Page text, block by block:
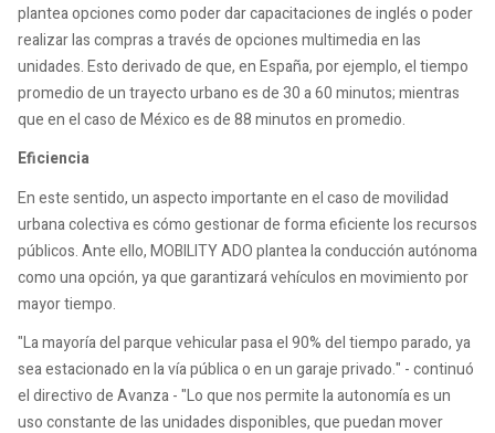
plantea opciones como poder dar capacitaciones de inglés o poder
realizar las compras a través de opciones multimedia en las
unidades. Esto derivado de que, en España, por ejemplo, el tiempo
promedio de un trayecto urbano es de 30 a 60 minutos; mientras
que en el caso de México es de 88 minutos en promedio.
Eficiencia
En este sentido, un aspecto importante en el caso de movilidad
urbana colectiva es cómo gestionar de forma eficiente los recursos
públicos. Ante ello, MOBILITY ADO plantea la conducción autónoma
como una opción, ya que garantizará vehículos en movimiento por
mayor tiempo.
"La mayoría del parque vehicular pasa el 90% del tiempo parado, ya
sea estacionado en la vía pública o en un garaje privado." - continuó
el directivo de Avanza - "Lo que nos permite la autonomía es un
uso constante de las unidades disponibles, que puedan mover